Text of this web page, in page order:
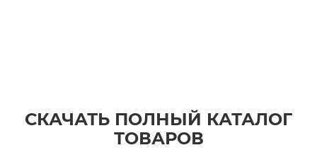
СКАЧАТЬ ПОЛНЫЙ КАТАЛОГ
ТОВАРОВ